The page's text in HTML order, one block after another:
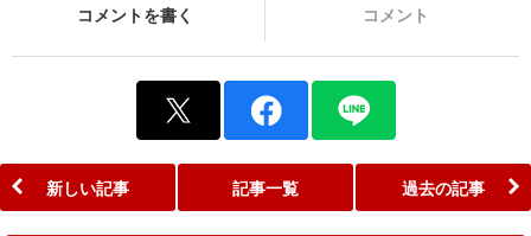
コメントを書く コメント
新しい記事 記事一覧 過去の記事